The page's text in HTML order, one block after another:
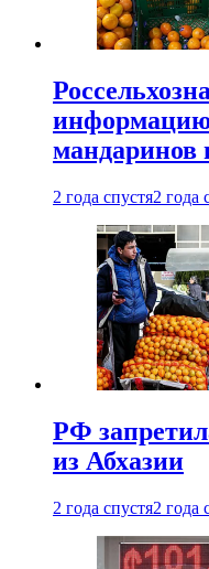
информацию
мандаринов
2 года спустя2 года
РФ
из Абхазии
2 года спустя2 года